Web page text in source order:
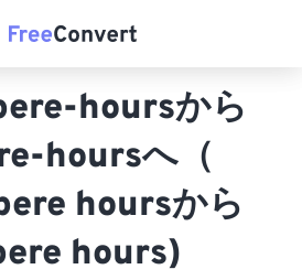
hoursから
hoursへ（
hoursから
hours)